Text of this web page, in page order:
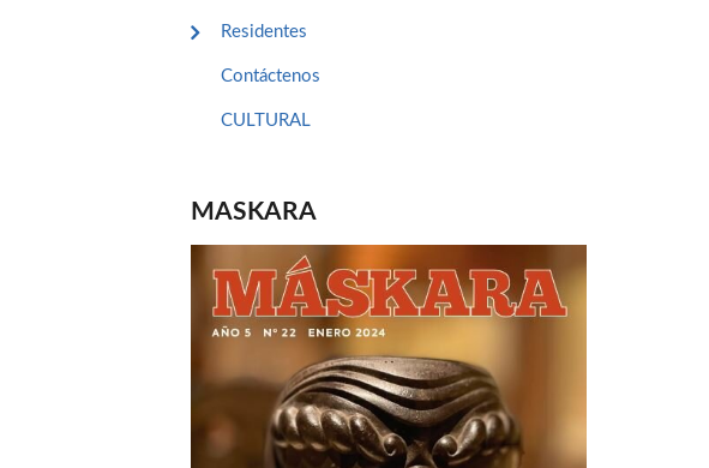
Residentes
Contáctenos
CULTURAL
MASKARA